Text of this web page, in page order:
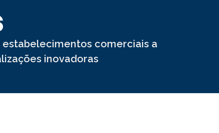
comerciais a
inovadoras